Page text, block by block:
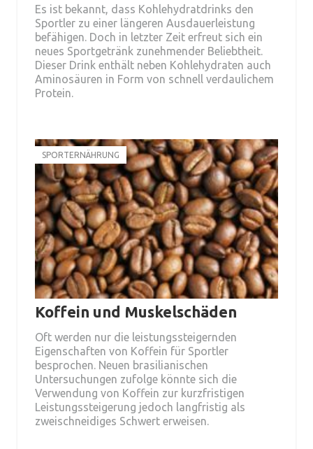
Es ist bekannt, dass Kohlehydratdrinks den
Sportler zu einer längeren Ausdauerleistung
befähigen. Doch in letzter Zeit erfreut sich ein
neues Sportgetränk zunehmender Beliebtheit.
Dieser Drink enthält neben Kohlehydraten auch
Aminosäuren in Form von schnell verdaulichem
Protein.
SPORTERNÄHRUNG
Koffein und Muskelschäden
Oft werden nur die leistungssteigernden
Eigenschaften von Koffein für Sportler
besprochen. Neuen brasilianischen
Untersuchungen zufolge könnte sich die
Verwendung von Koffein zur kurzfristigen
Leistungssteigerung jedoch langfristig als
zweischneidiges Schwert erweisen.